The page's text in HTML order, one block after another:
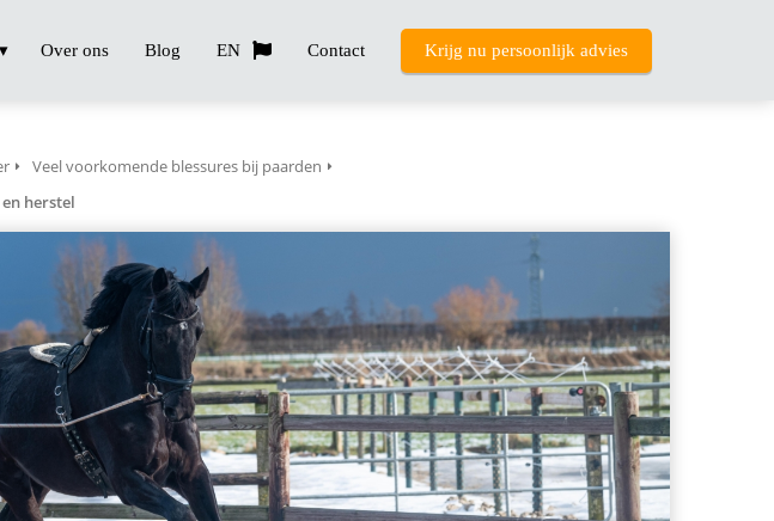
Over ons Blog EN Contact Krijg nu persoonlijk advies
Veel voorkomende blessures bij paarden
herstel